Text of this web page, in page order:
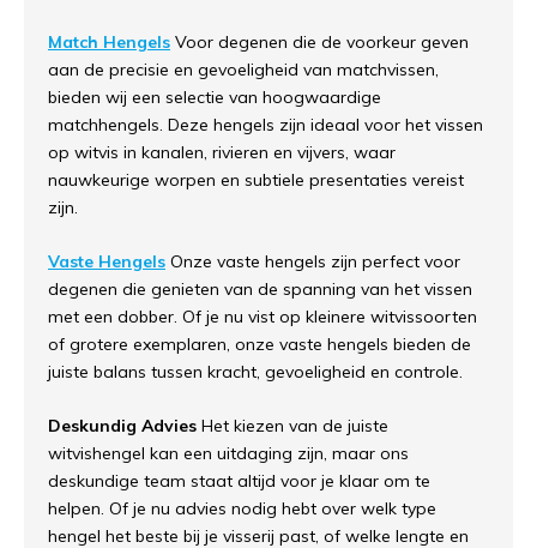
Match Hengels Voor degenen die de voorkeur geven
aan de precisie en gevoeligheid van matchvissen,
bieden wij een selectie van hoogwaardige
matchhengels. Deze hengels zijn ideaal voor het vissen
op witvis in kanalen, rivieren en vijvers, waar
nauwkeurige worpen en subtiele presentaties vereist
zijn.
Vaste Hengels Onze vaste hengels zijn perfect voor
degenen die genieten van de spanning van het vissen
met een dobber. Of je nu vist op kleinere witvissoorten
of grotere exemplaren, onze vaste hengels bieden de
juiste balans tussen kracht, gevoeligheid en controle.
Deskundig Advies Het kiezen van de juiste
witvishengel kan een uitdaging zijn, maar ons
deskundige team staat altijd voor je klaar om te
helpen. Of je nu advies nodig hebt over welk type
hengel het beste bij je visserij past, of welke lengte en